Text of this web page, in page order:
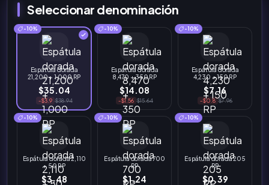
Seleccionar denominación
-10%
Espátula dorada
21,200 + 1,000 RP
$35.04
-$3.9 $38.94
-10%
Espátula dorada
8,470 + 350 RP
$14.08
-$1.56 $15.64
-10%
Espátula dorada
4,230 + 150 RP
$7.16
-$0.8 $7.96
-10%
Espátula dorada 2,110
+ 50 RP
$3.48
-10%
Espátula dorada 700
RP
$1.24
-10%
Espátula dorada 205
RP
$0.39